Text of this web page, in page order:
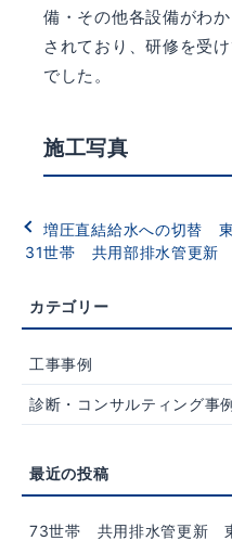
備・その他各設備がわ
されており、研修を受
でした。
施工写真
増圧直結給水への切替
31世帯 共用部排水管更新
工事事例
診断・コンサルティング事
73世帯 共用排水管更新